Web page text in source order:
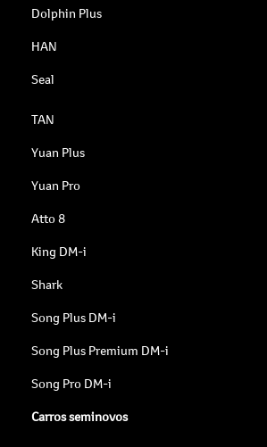
Dolphin Plus
HAN
Seal
TAN
Yuan Plus
Yuan Pro
Atto 8
King DM-i
Shark
Song Plus DM-i
Song Plus Premium DM-i
Song Pro DM-i
Carros seminovos